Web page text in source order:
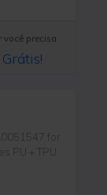
você precisa
for
PU + TPU